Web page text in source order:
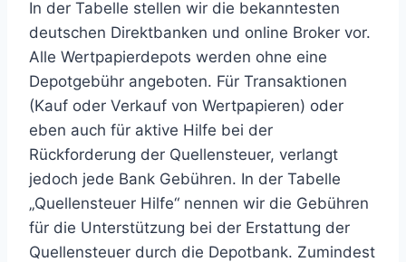
In der Tabelle stellen wir die bekanntesten
deutschen Direktbanken und online Broker vor.
Alle Wertpapierdepots werden ohne eine
Depotgebühr angeboten. Für Transaktionen
(Kauf oder Verkauf von Wertpapieren) oder
eben auch für aktive Hilfe bei der
Rückforderung der Quellensteuer, verlangt
jedoch jede Bank Gebühren. In der Tabelle
„Quellensteuer Hilfe“ nennen wir die Gebühren
für die Unterstützung bei der Erstattung der
Quellensteuer durch die Depotbank. Zumindest